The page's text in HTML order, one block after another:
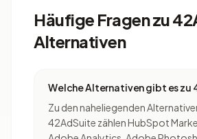
Häufige Fragen zu
Alternativen
Welche Alternativen gibt es zu
Zu den naheliegenden
42AdSuite zählen HubSpot